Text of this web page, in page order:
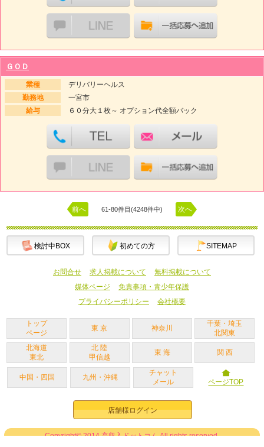
ＧＯＤ
業種
デリバリーヘルス
勤務地
一宮市
給与
６０分大１枚～ オプション代全額バック
前へ 61-80件目(4248件中) 次へ
検討中BOX 初めての方 SITEMAP
お問合せ 求人掲載について
無料掲載について
媒体ページ
免責事項・青少年保護
プライバシーポリシー
会社概要
トップ
ページ
東 京 神奈川
千葉・埼玉
北関東
北海道
東北
北 陸
甲信越
東 海 関 西
中国・四国 九州・沖縄
チャット
メール
ページTOP
店舗様ログイン
Copyright© 2014高収入ドットコムAll rights reserved.